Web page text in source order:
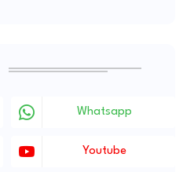
Whatsapp
Youtube